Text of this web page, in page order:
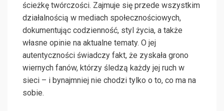
ścieżkę twórczości. Zajmuje się przede wszystkim
działalnością w mediach społecznościowych,
dokumentując codzienność, styl życia, a także
własne opinie na aktualne tematy. O jej
autentyczności świadczy fakt, że zyskała grono
wiernych fanów, którzy śledzą każdy jej ruch w
sieci – i bynajmniej nie chodzi tylko o to, co ma na
sobie.